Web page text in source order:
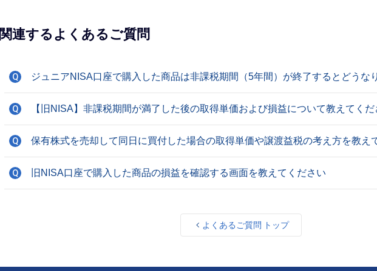
関連するよくあるご質問
Q ジュニアNISA口座で購入した商品は非課税期間（5年間）が終了するとどうな
Q 【旧NISA】非課税期間が満了した後の取得単価および損益について教えてくだ
Q 保有株式を売却して同日に買付した場合の取得単価や譲渡益税の考え方を教え
Q 旧NISA口座で購入した商品の損益を確認する画面を教えてください
よくあるご質問 トップ